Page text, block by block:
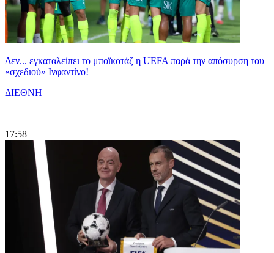
Δεν... εγκαταλείπει το μποϊκοτάζ η UEFA παρά την απόσυρση του
«σχεδιού» Ινφαντίνο!
ΔΙΕΘΝΗ
|
17:58